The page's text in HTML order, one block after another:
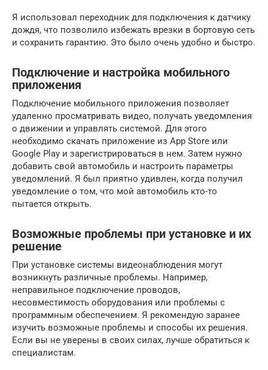
Я использовал переходник для подключения к датчику
дождя, что позволило избежать врезки в бортовую сеть
и сохранить гарантию. Это было очень удобно и быстро.
Подключение и настройка мобильного
приложения
Подключение мобильного приложения позволяет
удаленно просматривать видео, получать уведомления
о движении и управлять системой. Для этого
необходимо скачать приложение из App Store или
Google Play и зарегистрироваться в нем. Затем нужно
добавить свой автомобиль и настроить параметры
уведомлений. Я был приятно удивлен, когда получил
уведомление о том, что мой автомобиль кто-то
пытается открыть.
Возможные проблемы при установке и их
решение
При установке системы видеонаблюдения могут
возникнуть различные проблемы. Например,
неправильное подключение проводов,
несовместимость оборудования или проблемы с
программным обеспечением. Я рекомендую заранее
изучить возможные проблемы и способы их решения.
Если вы не уверены в своих силах, лучше обратиться к
специалистам.